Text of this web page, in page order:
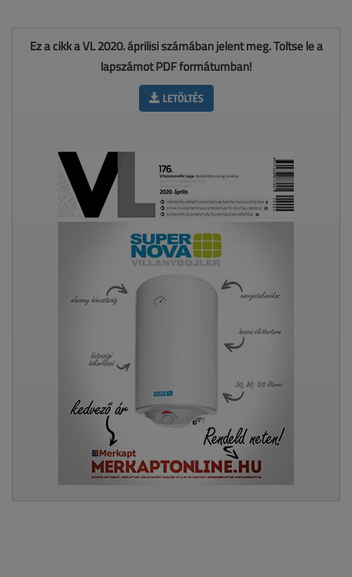
Ez a cikk a VL 2020. áprilisi számában jelent meg. Töltse le a
lapszámot PDF formátumban!
LETÖLTÉS